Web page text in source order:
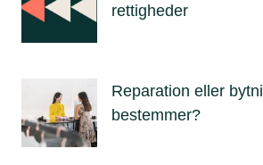
rettigheder
Reparation eller
bestemmer?